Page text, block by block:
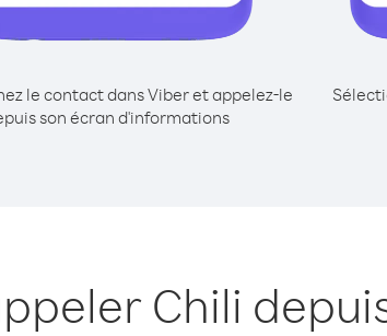
le contact dans Viber et appelez-le
son écran d'informations
Chili